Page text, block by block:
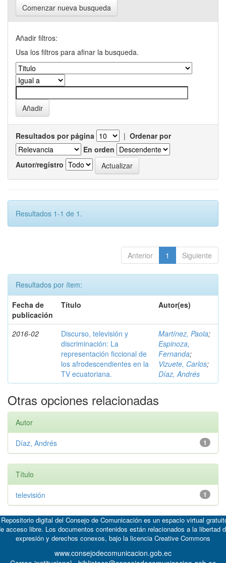
Comenzar nueva busqueda
Añadir filtros:
Usa los filtros para afinar la busqueda.
Resultados por página | Ordenar por
En orden
Autor/registro
Resultados 1-1 de 1.
Anterior 1 Siguiente
Resultados por ítem:
Fecha de
publicación
Título Autor(es)
2016-02
Discurso, televisión y
discriminación: La
representación ficcional de
los afrodescendientes en la
TV ecuatoriana.
Martínez, Paola;
Espinoza,
Fernanda;
Vizuete, Carlos;
Díaz, Andrés
Otras opciones relacionadas
Autor
1
Díaz, Andrés
Título
1
televisión
digital del Consejo de Comunicación es un espacio virtual
acceso libre. Los documentos contenidos están relacionados a la libertad
expresión y derechos conexos, bajo la licencia Creative Commons
www.consejodecomunicacion.gob.ec